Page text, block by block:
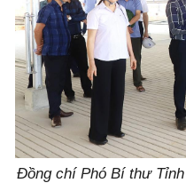
Đồng chí Phó Bí thư